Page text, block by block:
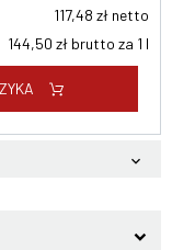
117,48 zł netto
144,50 zł brutto za 1 l
keyboard_arrow_down
keyboard_arrow_down